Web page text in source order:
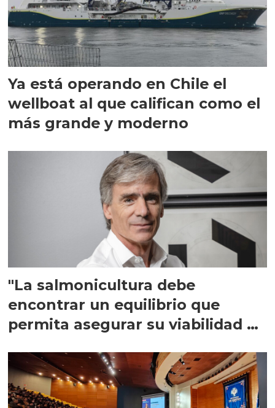
Ya está operando en Chile el
wellboat al que califican como el
más grande y moderno
"La salmonicultura debe
encontrar un equilibrio que
permita asegurar su viabilidad de